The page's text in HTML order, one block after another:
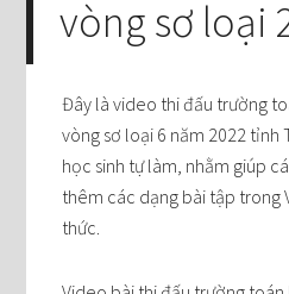
vòng sơ loại
Đây là video thi đấu trường
vòng sơ loại 6 năm 2022 tỉnh
học sinh tự làm, nhằm giúp
thêm các dạng bài tập trong
thức.